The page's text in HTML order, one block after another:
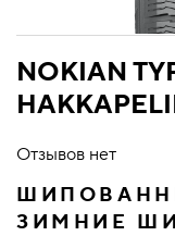
NOKIAN
Отзывов нет
ЗИМНИЕ